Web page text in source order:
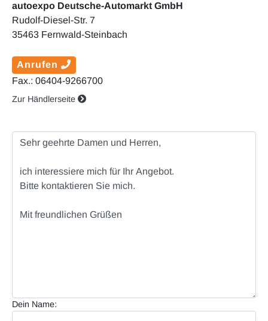
autoexpo Deutsche-Automarkt GmbH
Rudolf-Diesel-Str. 7
35463 Fernwald-Steinbach
Anrufen
Fax.: 06404-9266700
Zur Händlerseite
Dein Name: